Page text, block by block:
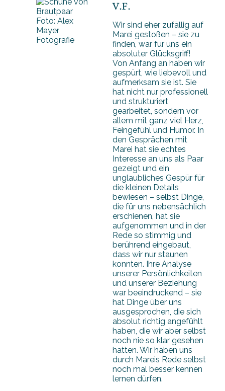
Foto: Alex
Mayer
Fotografie
V.F.
Wir sind eher zufällig auf
Marei gestoßen – sie zu
finden, war für uns ein
absoluter Glücksgriff!
Von Anfang an haben wir
gespürt, wie liebevoll und
aufmerksam sie ist. Sie
hat nicht nur professionell
und strukturiert
gearbeitet, sondern vor
allem mit ganz viel Herz,
Feingefühl und Humor. In
den Gesprächen mit
Marei hat sie echtes
Interesse an uns als Paar
gezeigt und ein
unglaubliches Gespür für
die kleinen Details
bewiesen – selbst Dinge,
die für uns nebensächlich
erschienen, hat sie
aufgenommen und in der
Rede so stimmig und
berührend eingebaut,
dass wir nur staunen
konnten. Ihre Analyse
unserer Persönlichkeiten
und unserer Beziehung
war beeindruckend – sie
hat Dinge über uns
ausgesprochen, die sich
absolut richtig angefühlt
haben, die wir aber selbst
noch nie so klar gesehen
hatten. Wir haben uns
durch Mareis Rede selbst
noch mal besser kennen
lernen dürfen.